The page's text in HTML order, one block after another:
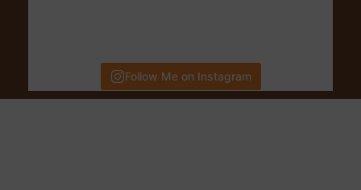
Follow Me on Instagram